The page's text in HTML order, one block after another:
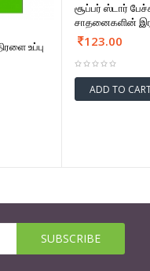
உப்பு
சூப்பர் ஸ்டார்
சாதனைகளின்
123.00
ADD TO